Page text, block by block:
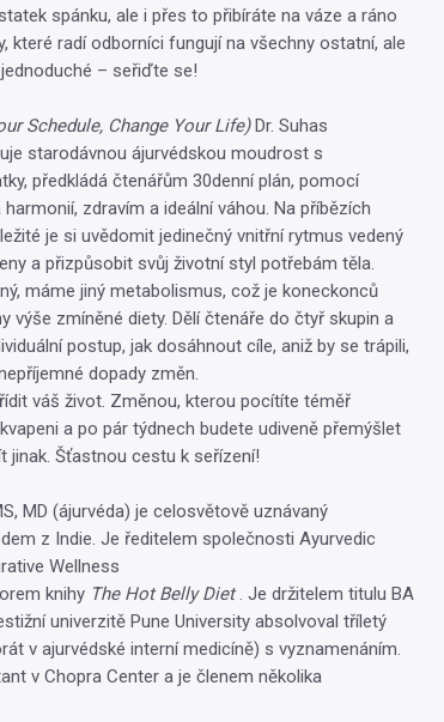
spánku, ale i přes to přibíráte na váze a ráno
které radí odborníci fungují na všechny ostatní, ale
– seřiďte se!
Schedule, Change Your Life)Dr. Suhas
starodávnou ájurvédskou moudrost s
předkládá čtenářům 30denní plán, pomocí
zdravím a ideální váhou. Na příbězích
je si uvědomit jedinečný vnitřní rytmus vedený
a přizpůsobit svůj životní styl potřebám těla.
máme jiný metabolismus, což je koneckonců
výše zmíněné diety. Dělí čtenáře do čtyř skupin a
postup, jak dosáhnout cíle, aniž by se trápili,
dopady změn.
váš život. Změnou, kterou pocítíte téměř
a po pár týdnech budete udiveně přemýšlet
jinak. Šťastnou cestu k seřízení!
MD (ájurvéda) je celosvětově uznávaný
z Indie. Je ředitelem společnosti Ayurvedic
Wellness
knihy The Hot Belly Diet. Je držitelem titulu BA
univerzitě Pune University absolvoval tříletý
v ajurvédské interní medicíně) s vyznamenáním.
v Chopra Center a je členem několika